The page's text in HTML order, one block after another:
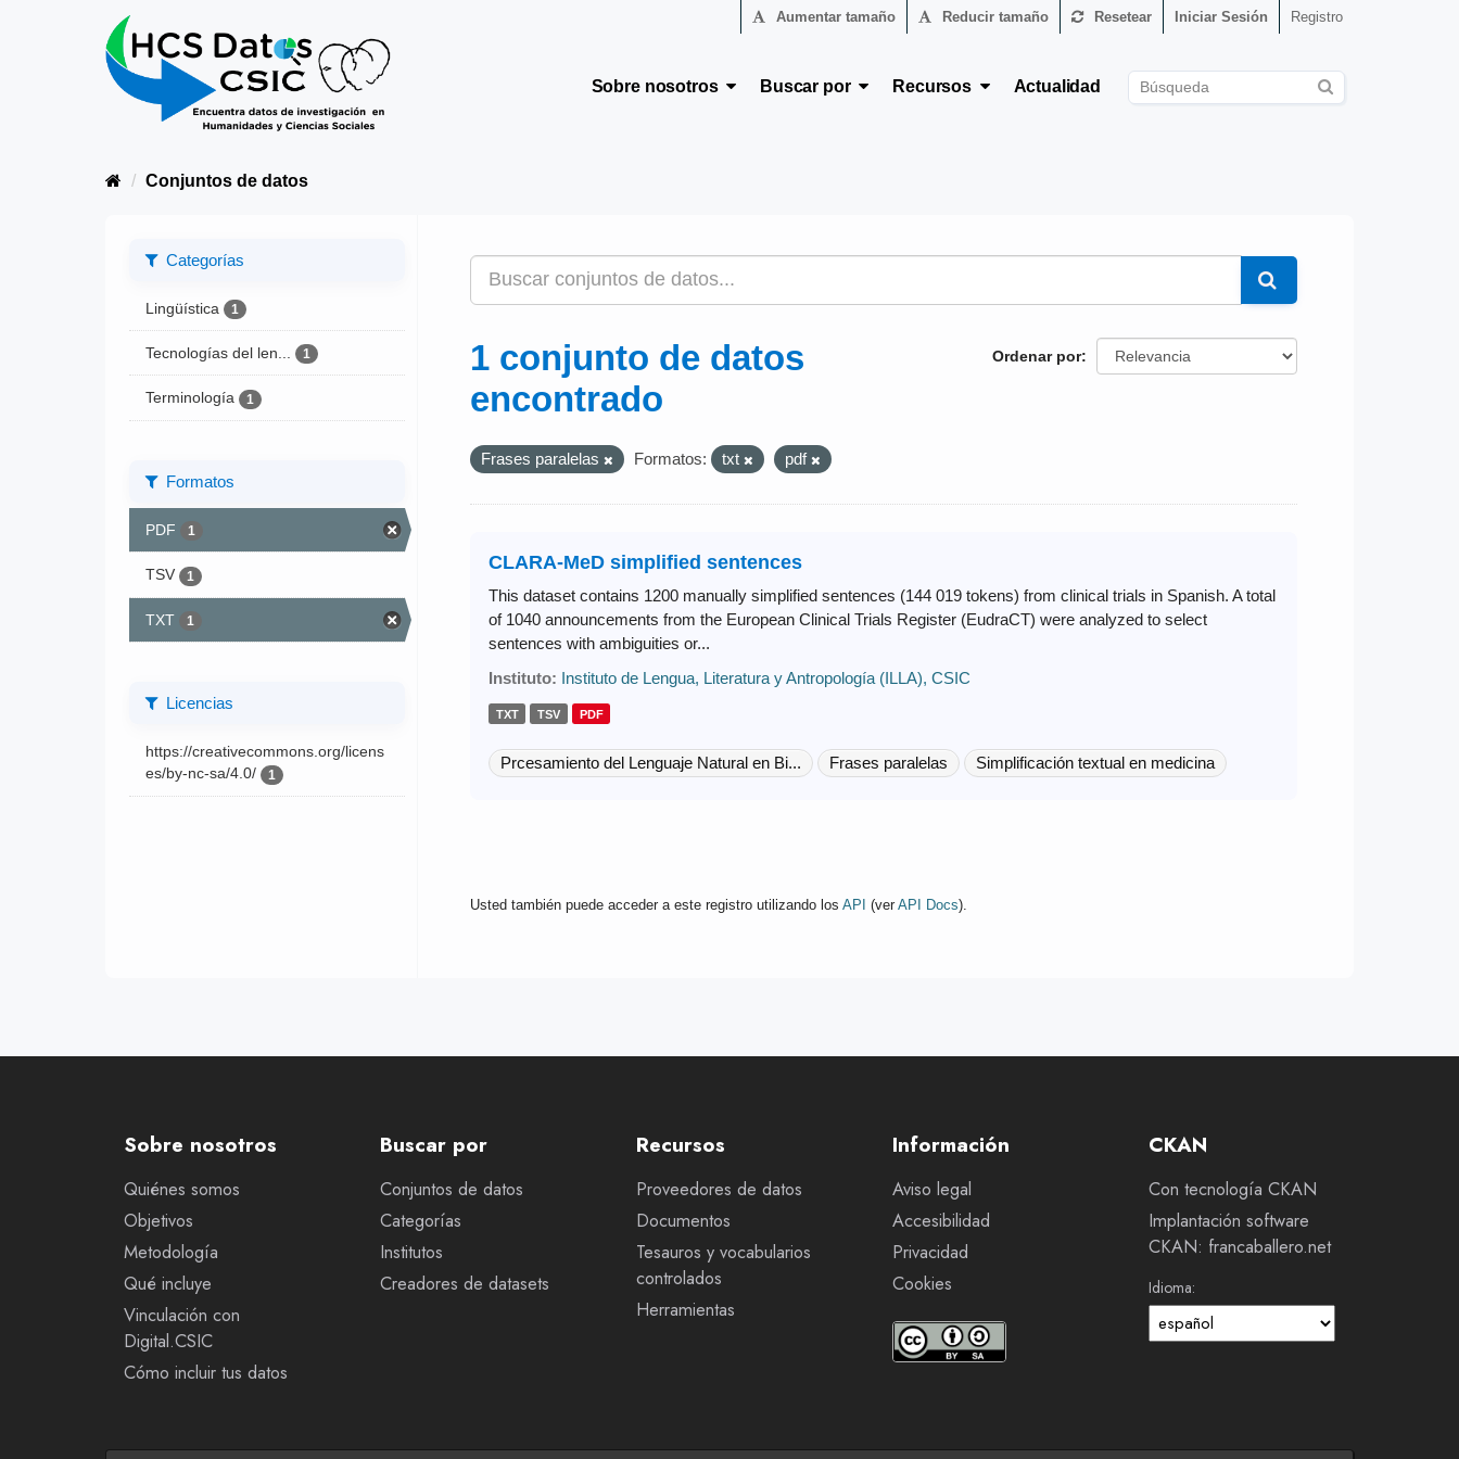
Aumentar tamaño Reducir tamaño Resetear Iniciar Sesión Registro
Sobre nosotros Buscar por Recursos Actualidad
Conjuntos de datos
Categorías
Lingüística 1
Tecnologías del len... 1
Terminología 1
Formatos
PDF 1
TSV 1
TXT 1
Licencias
https://creativecommons.org/licens
es/by-nc-sa/4.0/
1
Ordenar por
1 conjunto de datos
encontrado
Frases paralelas Formatos: txt pdf
CLARA-MeD simplified sentences
This dataset contains 1200 manually simplified sentences (144 019 tokens) from clinical trials in Spanish. A total
of 1040 announcements from the European Clinical Trials Register (EudraCT) were analyzed to select
sentences with ambiguities or...
Instituto: Instituto de Lengua, Literatura y Antropología (ILLA), CSIC
TXT TSV PDF
Prcesamiento del Lenguaje Natural en Bi... Frases paralelas Simplificación textual en medicina
Usted también puede acceder a este registro utilizando los API (ver API Docs).
Sobre nosotros
Quiénes somos
Objetivos
Metodología
Qué incluye
Vinculación con
Digital.CSIC
Cómo incluir tus datos
Buscar por
Conjuntos de datos
Categorías
Institutos
Creadores de datasets
Recursos
Proveedores de datos
Documentos
Tesauros y vocabularios
controlados
Herramientas
Información
Aviso legal
Accesibilidad
Privacidad
Cookies
CKAN
Con tecnología CKAN
Implantación software
CKAN: francaballero.net
Idioma